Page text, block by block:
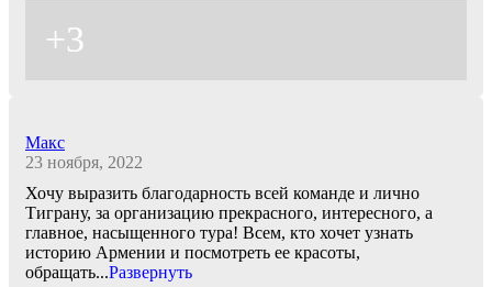
+3
Макс
23 ноября, 2022
Хочу выразить благодарность всей команде и лично
Тиграну, за организацию прекрасного, интересного, а
главное, насыщенного тура! Всем, кто хочет узнать
историю Армении и посмотреть ее красоты,
обращать...Развернуть